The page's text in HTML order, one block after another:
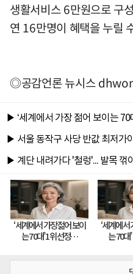
생활서비스 6만원으로 구
연 16만명이 혜택을 누릴
◎공감언론 뉴시스